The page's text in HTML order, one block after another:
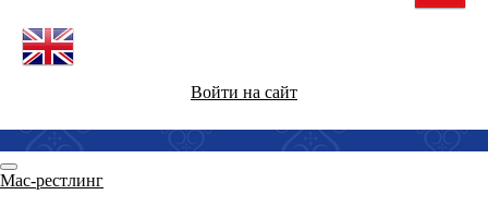
Войти на сайт
Мас-рестлинг